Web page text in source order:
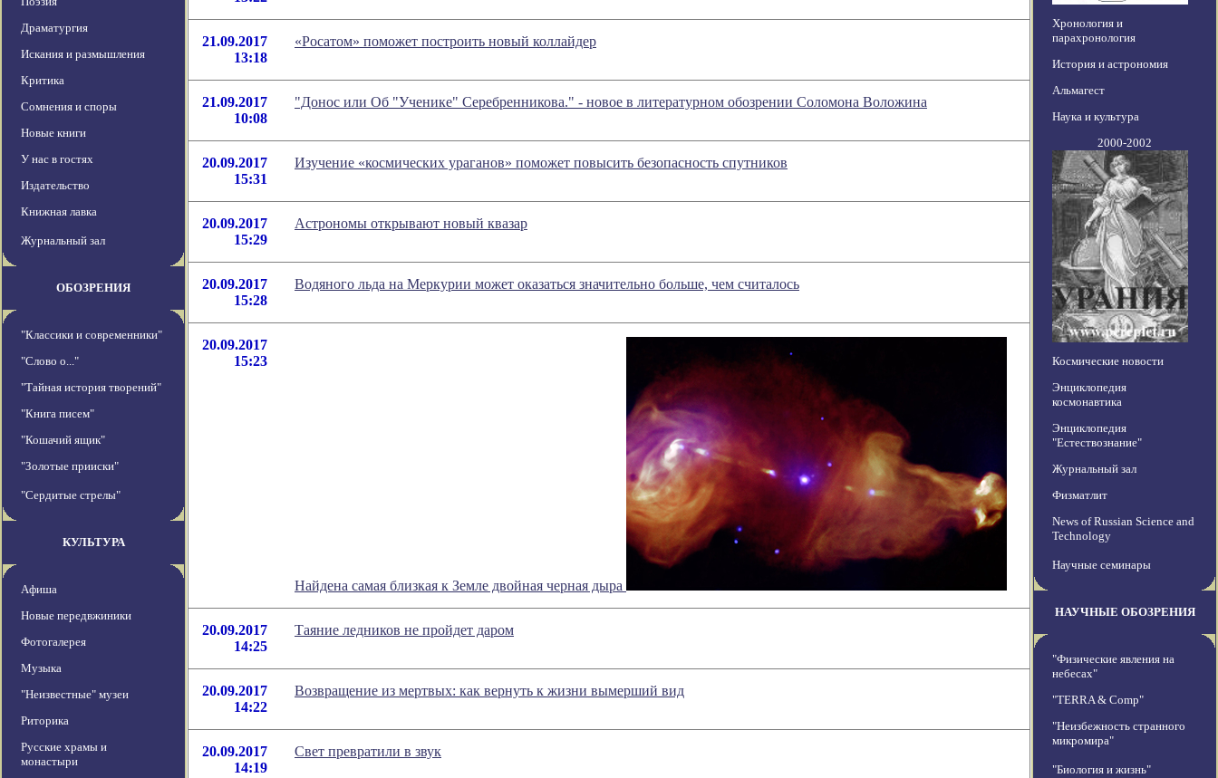
Драматургия
Искания и размышления
Критика
Сомнения и споры
Новые книги
У нас в гостях
Издательство
Книжная лавка
Журнальный зал
ОБОЗРЕНИЯ
"Классики и современники"
"Слово о..."
"Тайная история творений"
"Книга писем"
"Кошачий ящик"
"Золотые прииски"
"Сердитые стрелы"
КУЛЬТУРА
Афиша
Новые передвжиники
Фотогалерея
Музыка
"Неизвестные" музеи
Риторика
Русские храмы и
монастыри
21.09.2017
13:18
«Росатом» поможет построить новый коллайдер
21.09.2017
10:08
"Донос или Об "Ученике" Серебренникова." - новое в литературном обозрении Соломона Воложина
20.09.2017
15:31
Изучение «космических ураганов» поможет повысить безопасность спутников
20.09.2017
15:29
Астрономы открывают новый квазар
20.09.2017
15:28
Водяного льда на Меркурии может оказаться значительно больше, чем считалось
20.09.2017
15:23
Найдена самая близкая к Земле двойная черная дыра
20.09.2017
14:25
Таяние ледников не пройдет даром
20.09.2017
14:22
Возвращение из мертвых: как вернуть к жизни вымерший вид
20.09.2017
14:19
Свет превратили в звук
Хронология и
парахронология
История и астрономия
Альмагест
Наука и культура
2000-2002
Космические новости
Энциклопедия
космонавтика
Энциклопедия
"Естествознание"
Журнальный зал
Физматлит
News of Russian Science and
Technology
Научные семинары
НАУЧНЫЕ ОБОЗРЕНИЯ
"Физические явления на
небесах"
"TERRA & Comp"
"Неизбежность странного
микромира"
"Биология и жизнь"